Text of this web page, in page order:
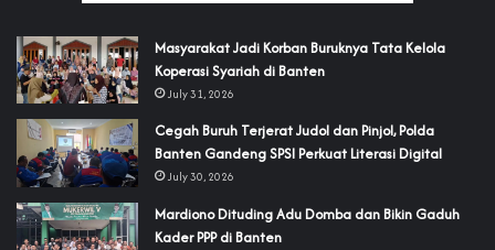
‎Masyarakat Jadi Korban Buruknya Tata Kelola
Koperasi Syariah di Banten
July 31, 2026
Cegah Buruh Terjerat Judol dan Pinjol, Polda
Banten Gandeng SPSI Perkuat Literasi Digital
July 30, 2026
‎Mardiono Dituding Adu Domba dan Bikin Gaduh
Kader PPP di Banten